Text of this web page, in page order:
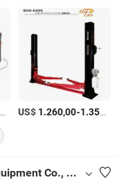
/Set
US$ 1.260,00-1.350,00
Dezhou Feinuo Electromechanical Equipment Co., Ltd